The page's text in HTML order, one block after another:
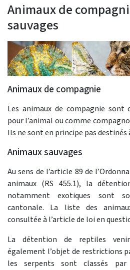
Animaux de
sauvages
Animaux de compagnie
Les animaux de compagnie
pour l’animal ou comme
Ils ne sont en principe pas destinés
Animaux sauvages
Au sens de l’article 89 de
animaux (RS 455.1), la
notamment exotiques sont
cantonale. La liste des
consultée à l’article de loi en
La détention de reptiles
également l’objet de restrictions
les serpents sont classés par